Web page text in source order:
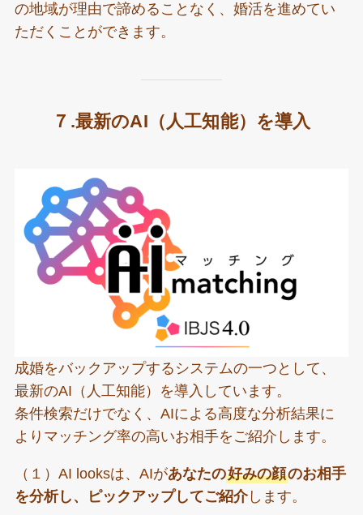
の地域が理由で諦めることなく、婚活を進めてい
ただくことができます。
７.最新のAI（人工知能）を導入
成婚をバックアップするシステムの一つとして、
最新のAI（人工知能）を導入しています。
条件検索だけでなく、AIによる高度な分析結果に
よりマッチング率の高いお相手をご紹介します。
（１）AI looksは、AIがあなたの好みの顔のお相手
を分析し、ピックアップしてご紹介します。